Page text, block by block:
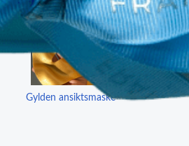
Gylden ansiktsmaske